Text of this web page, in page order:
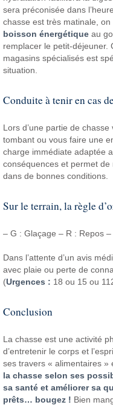
sera préconisée dans
chasse est très matinale,
boisson énergétique au
remplacer le petit-déjeuner.
magasins spécialisés est
situation.
Conduite à tenir en cas
Lors d’une partie de
tombant ou vous faire une
charge immédiate adaptée
conséquences et permet
dans de bonnes conditions.
Sur le terrain, la règle
– G : Glaçage – R : Repos –
Dans l’attente d’un avis
avec plaie ou perte de
(Urgences : 18 ou 15 ou
Conclusion
La chasse est une activité
d’entretenir le corps et
ses travers « alimentaires »
la chasse selon ses
sa santé et améliorer sa
prêts… bougez ! Bien